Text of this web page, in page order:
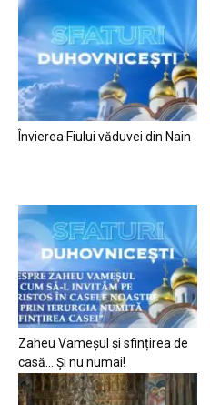
Învierea Fiului văduvei din Nain
Zaheu Vameșul și sfințirea de
casă… Și nu numai!